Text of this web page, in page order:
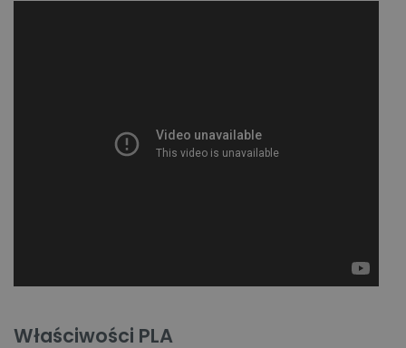
Właściwości PLA